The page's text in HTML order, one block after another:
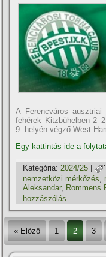
A Ferencváros
fehérek Kitzbühelben
9. helyén végző West
Egy kattintás ide a
Kategória: 2024/25
nemzetközi mérkőzés
Aleksandar, Rommens
hozzászólás
« Előző 1 2 3